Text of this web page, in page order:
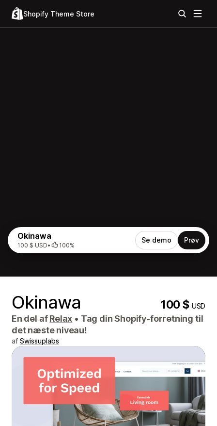
Shopify Theme Store
Okinawa
100 $ USD• 100%
Se demo Prøv
Okinawa 100 $USD
En del afRelax • Tag din Shopify-forretning til
det næste niveau!
af Swissuplabs